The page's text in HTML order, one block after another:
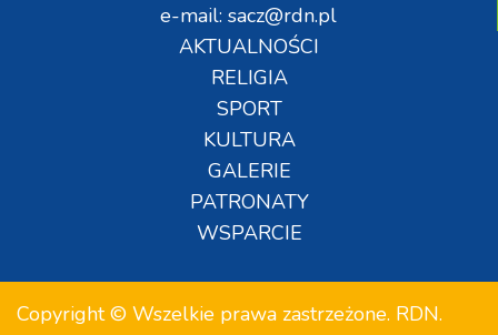
e-mail: sacz@rdn.pl
AKTUALNOŚCI
RELIGIA
SPORT
KULTURA
GALERIE
PATRONATY
WSPARCIE
Copyright © Wszelkie prawa zastrzeżone. RDN.